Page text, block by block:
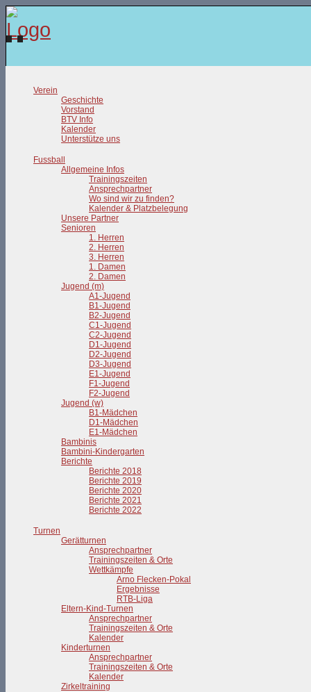
Verein
Geschichte
Vorstand
BTV Info
Kalender
Unterstütze uns
Fussball
Allgemeine Infos
Trainingszeiten
Ansprechpartner
Wo sind wir zu finden?
Kalender & Platzbelegung
Unsere Partner
Senioren
1. Herren
2. Herren
3. Herren
1. Damen
2. Damen
Jugend (m)
A1-Jugend
B1-Jugend
B2-Jugend
C1-Jugend
C2-Jugend
D1-Jugend
D2-Jugend
D3-Jugend
E1-Jugend
F1-Jugend
F2-Jugend
Jugend (w)
B1-Mädchen
D1-Mädchen
E1-Mädchen
Bambinis
Bambini-Kindergarten
Berichte
Berichte 2018
Berichte 2019
Berichte 2020
Berichte 2021
Berichte 2022
Turnen
Gerätturnen
Ansprechpartner
Trainingszeiten & Orte
Wettkämpfe
Arno Flecken-Pokal
Ergebnisse
RTB-Liga
Eltern-Kind-Turnen
Ansprechpartner
Trainingszeiten & Orte
Kalender
Kinderturnen
Ansprechpartner
Trainingszeiten & Orte
Kalender
Zirkeltraining